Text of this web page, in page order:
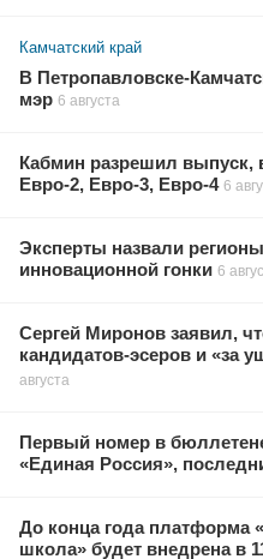
Камчатский край
В Петропавловске-
мэр 6 августа
Кабмин разрешил выпуск,
Евро-2, Евро-3, Евро-4 6
Эксперты назвали
инновационной гонки 6
Сергей Миронов заявил,
кандидатов-эсеров и «за
августа
Первый номер в
«Единая Россия»,
До конца года платформа
школа» будет внедрена в